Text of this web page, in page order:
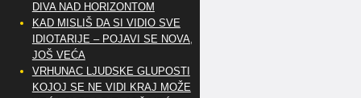
DIVA NAD HORIZONTOM
KAD MISLIŠ DA SI VIDIO SVE
IDIOTARIJE – POJAVI SE NOVA,..
JOŠ VEĆA
VRHUNAC LJUDSKE GLUPOSTI
KOJOJ SE NE VIDI KRAJ MOŽE